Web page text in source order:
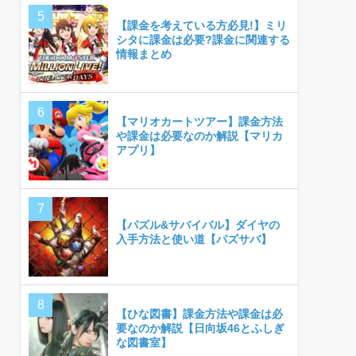
【課金を考えている方必見!】ミリ
シタに課金は必要?課金に関連する
情報まとめ
【マリオカートツアー】課金方法
や課金は必要なのか解説【マリカ
アプリ】
【パズル&サバイバル】ダイヤの
入手方法と使い道【パズサバ】
【ひな図書】課金方法や課金は必
要なのか解説【日向坂46とふしぎ
な図書室】